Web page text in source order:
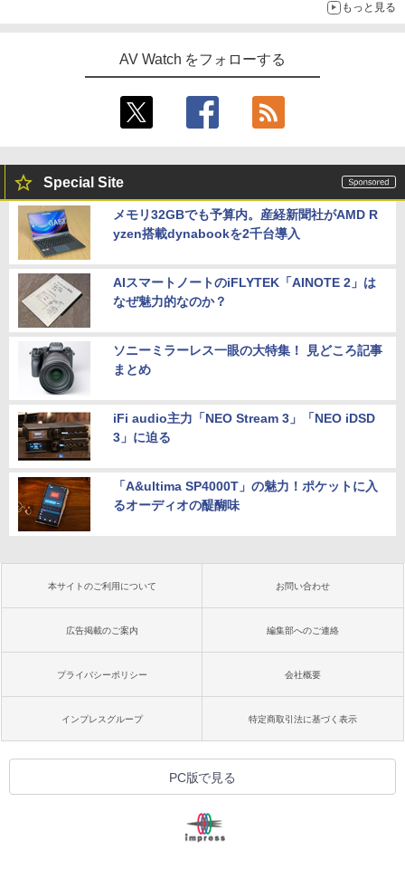
もっと見る
AV Watch をフォローする
Special Site
メモリ32GBでも予算内。産経新聞社がAMD R
yzen搭載dynabookを2千台導入
AIスマートノートのiFLYTEK「AINOTE 2」は
なぜ魅力的なのか？
ソニーミラーレス一眼の大特集！ 見どころ記事
まとめ
iFi audio主力「NEO Stream 3」「NEO iDSD
3」に迫る
「A&ultima SP4000T」の魅力！ポケットに入
るオーディオの醍醐味
本サイトのご利用について お問い合わせ
広告掲載のご案内 編集部へのご連絡
プライバシーポリシー 会社概要
インプレスグループ 特定商取引法に基づく表示
PC版で見る